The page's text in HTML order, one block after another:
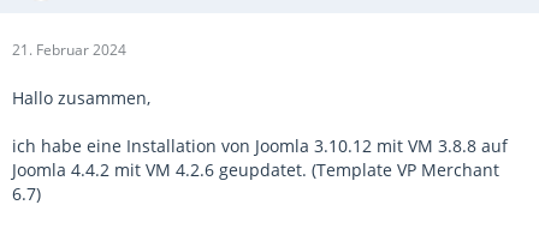
21. Februar 2024
Hallo zusammen,
ich habe eine Installation von Joomla 3.10.12 mit VM 3.8.8 auf
Joomla 4.4.2 mit VM 4.2.6 geupdatet. (Template VP Merchant
6.7)